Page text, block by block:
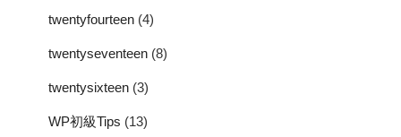
twentyfourteen (4)
twentyseventeen (8)
twentysixteen (3)
WP初級Tips (13)